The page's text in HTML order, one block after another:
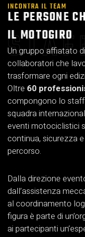
INCONTRA IL TEAM
LE PERSONE
IL MOTOGIRO
Un gruppo affiatato
collaboratori che
trasformare ogni
Oltre 60
compongono lo
squadra
eventi motociclistici
continua, sicurezza
percorso.
Dalla direzione
dall’assistenza
al coordinamento
figura è parte di
ai partecipanti